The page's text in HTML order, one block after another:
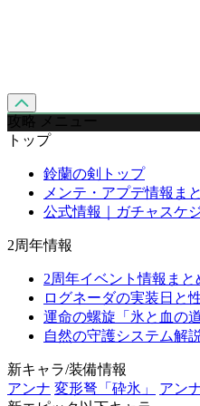
攻略 メニュー
トップ
鈴蘭の剣トップ
メンテ・アプデ情報ま
公式情報｜ガチャスケ
2周年情報
2周年イベント情報まと
ログネーダの実装日と
運命の螺旋「氷と血の道
自然の守護システム解説
新キャラ/装備情報
アンナ 変形弩「砕氷」 アン